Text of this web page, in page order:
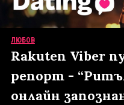
ЛЮБОВ
Rakuten Viber
репорт -
онлайн